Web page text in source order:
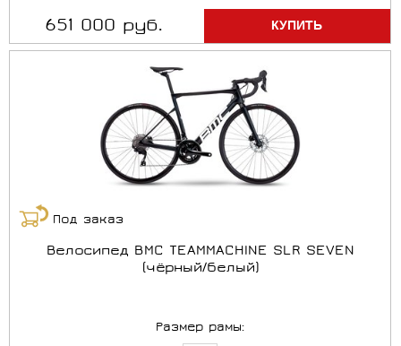
651 000 руб.
Под заказ
Велосипед BMC TEAMMACHINE SLR SEVEN
(чёрный/белый)
Размер рамы: